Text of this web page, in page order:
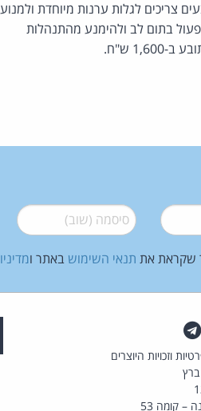
צריכים לגלות ערנות מיוחדת ולמנוע
בתום לב ולהימנע מהתנהלות
ש"ח.
סיסמה (שוב)*
שקראת את תנאי השימוש באתר ו
פייסבוק
וזכויות היוצרים
– קומה 53